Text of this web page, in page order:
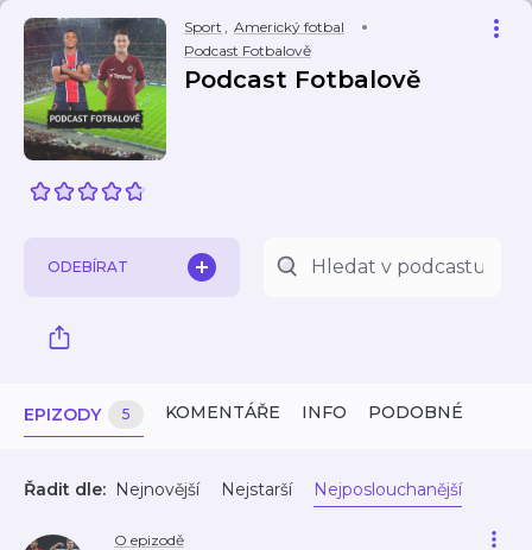
Sport , Americký fotbal
Podcast Fotbalově
Podcast Fotbalově
ODEBÍRAT
EPIZODY 5 KOMENTÁŘE INFO PODOBNÉ
Řadit dle: Nejnovější Nejstarší Nejposlouchanější
O epizodě